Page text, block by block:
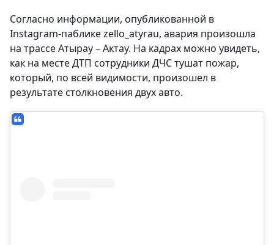
Согласно информации, опубликованной в
Instagram-паблике zello_atyrau, авария произошла
на трассе Атырау – Актау. На кадрах можно увидеть,
как на месте ДТП сотрудники ДЧС тушат пожар,
который, по всей видимости, произошел в
результате столкновения двух авто.